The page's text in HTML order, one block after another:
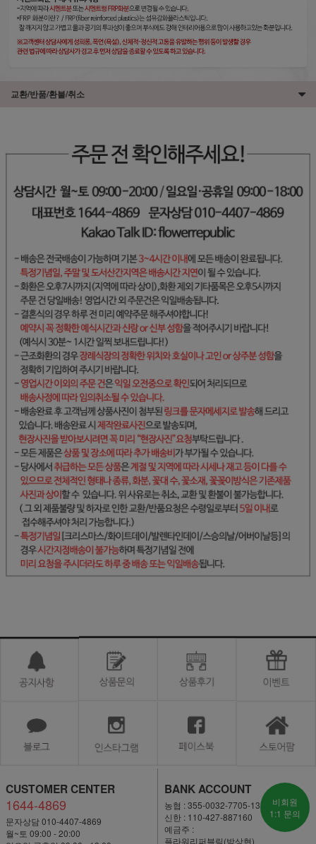
교환/반품/환불/취소
CUSTOMER CENTER
1644-4869
문자상담 010-4407-4869
월~토 09:00 - 20:00
BANK ACCOUNT
농협 : 355-0032-7705-13
신한 : 110-427-887160
예금주 :
플라워리퍼블릭(박상현)
비회원
1:1 문의